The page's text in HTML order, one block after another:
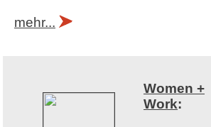
mehr...
Women +
Work: